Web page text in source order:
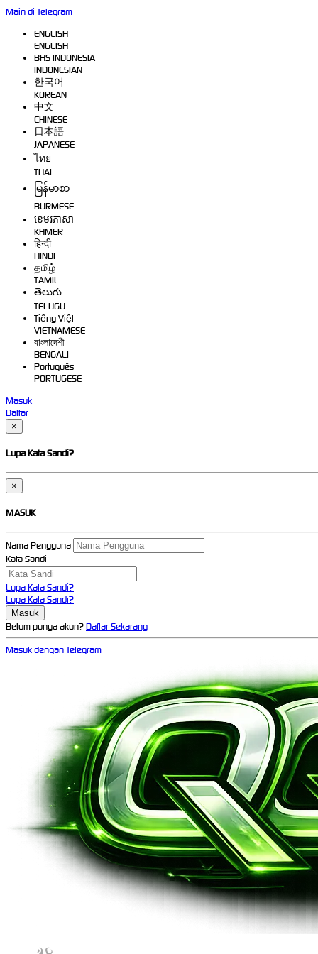
Main di Telegram
ENGLISH
ENGLISH
BHS INDONESIA
INDONESIAN
한국어
KOREAN
中文
CHINESE
日本語
JAPANESE
ไทย
THAI
မြန်မာစာ
BURMESE
ខេមរភាសា
KHMER
हिन्दी
HINDI
தமிழ்
TAMIL
తెలుగు
TELUGU
Tiếng Việt
VIETNAMESE
বাংলাদেশী
BENGALI
Português
PORTUGESE
Masuk
Daftar
×
Lupa Kata Sandi?
×
MASUK
Nama Pengguna
Kata Sandi
Lupa Kata Sandi?
Lupa Kata Sandi?
Belum punya akun?Daftar Sekarang
Masuk dengan Telegram